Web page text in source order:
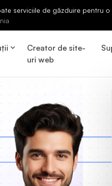
serviciile de găzduire pentru
Creator de site-
uri web